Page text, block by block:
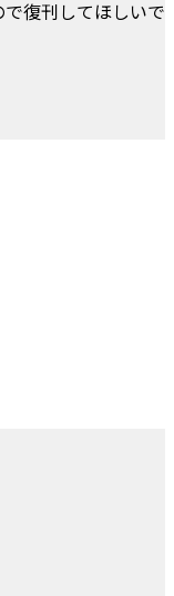
復刊してほしいで